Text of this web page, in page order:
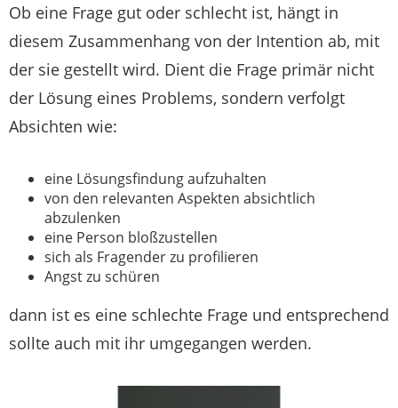
Ob eine Frage gut oder schlecht ist, hängt in
diesem Zusammenhang von der Intention ab, mit
der sie gestellt wird. Dient die Frage primär nicht
der Lösung eines Problems, sondern verfolgt
Absichten wie:
eine Lösungsfindung aufzuhalten
von den relevanten Aspekten absichtlich
abzulenken
eine Person bloßzustellen
sich als Fragender zu profilieren
Angst zu schüren
dann ist es eine schlechte Frage und entsprechend
sollte auch mit ihr umgegangen werden.